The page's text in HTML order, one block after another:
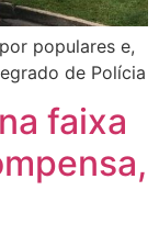
populares e,
de Polícia
faixa